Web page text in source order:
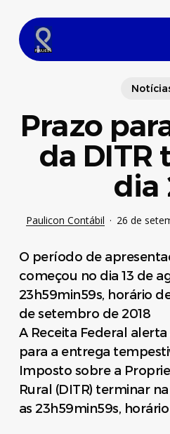
main
content
Prazo
da DITR
dia
Paulicon Contábil 26 de
O período de
começou no dia 13 de
23h59min59s, horário
de setembro de 2018
A Receita Federal
para a entrega
Imposto sobre a
Rural (DITR) terminar
as 23h59min59s,